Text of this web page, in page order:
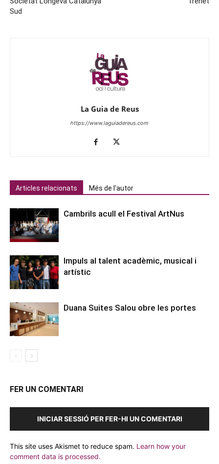
Sud
La Guia de Reus
https://www.laguiadereus.com
Articles relacionats Més de l'autor
Cambrils acull el Festival ArtNus
Impuls al talent acadèmic, musical i
artístic
Duana Suites Salou obre les portes
FER UN COMENTARI
INICIAR SESSIÓ PER FER-HI UN COMENTARI
This site uses Akismet to reduce spam. Learn how your
comment data is processed.